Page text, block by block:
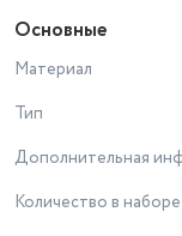
Основные
Материал
Тип
Дополнительная
Количество в наборе